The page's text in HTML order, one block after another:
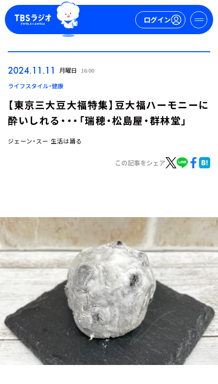
ログイン
ログイン
お知らせ
イベント・グッズ
YouTube
会社情報
2024.11.11 月曜日 16:00
ライフスタイル・健康
【東京三大豆大福特集】豆大福ハーモニーに
酔いしれる・・・「瑞穂・松島屋・群林堂」
ジェーン・スー 生活は踊る
この記事をシェア